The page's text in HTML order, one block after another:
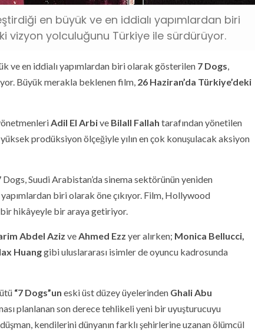
en büyük ve en iddialı yapımlardan biri
vizyon yolculuğunu Türkiye ile sürdürüyor.
ve en iddialı yapımlardan biri olarak gösterilen 7 Dogs,
Büyük merakla beklenen film, 26 Haziran’da Türkiye’deki
Adil El Arbive Bilall Fallah tarafından yönetilen
prodüksiyon ölçeğiyle yılın en çok konuşulacak aksiyon
Suudi Arabistan’da sinema sektörünün yeniden
biri olarak öne çıkıyor. Film, Hollywood
bir hikâyeyle bir araya getiriyor.
Abdel Aziz veAhmed Ezz yer alırken; Monica Bellucci,
Huanggibi uluslararası isimler de oyuncu kadrosunda
“7 Dogs”un eski üst düzey üyelerinden Ghali Abu
planlanan son derece tehlikeli yeni bir uyuşturucuyu
kendilerini dünyanın farklı şehirlerine uzanan ölümcül